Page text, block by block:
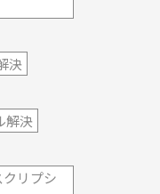
決
解決
リプシ